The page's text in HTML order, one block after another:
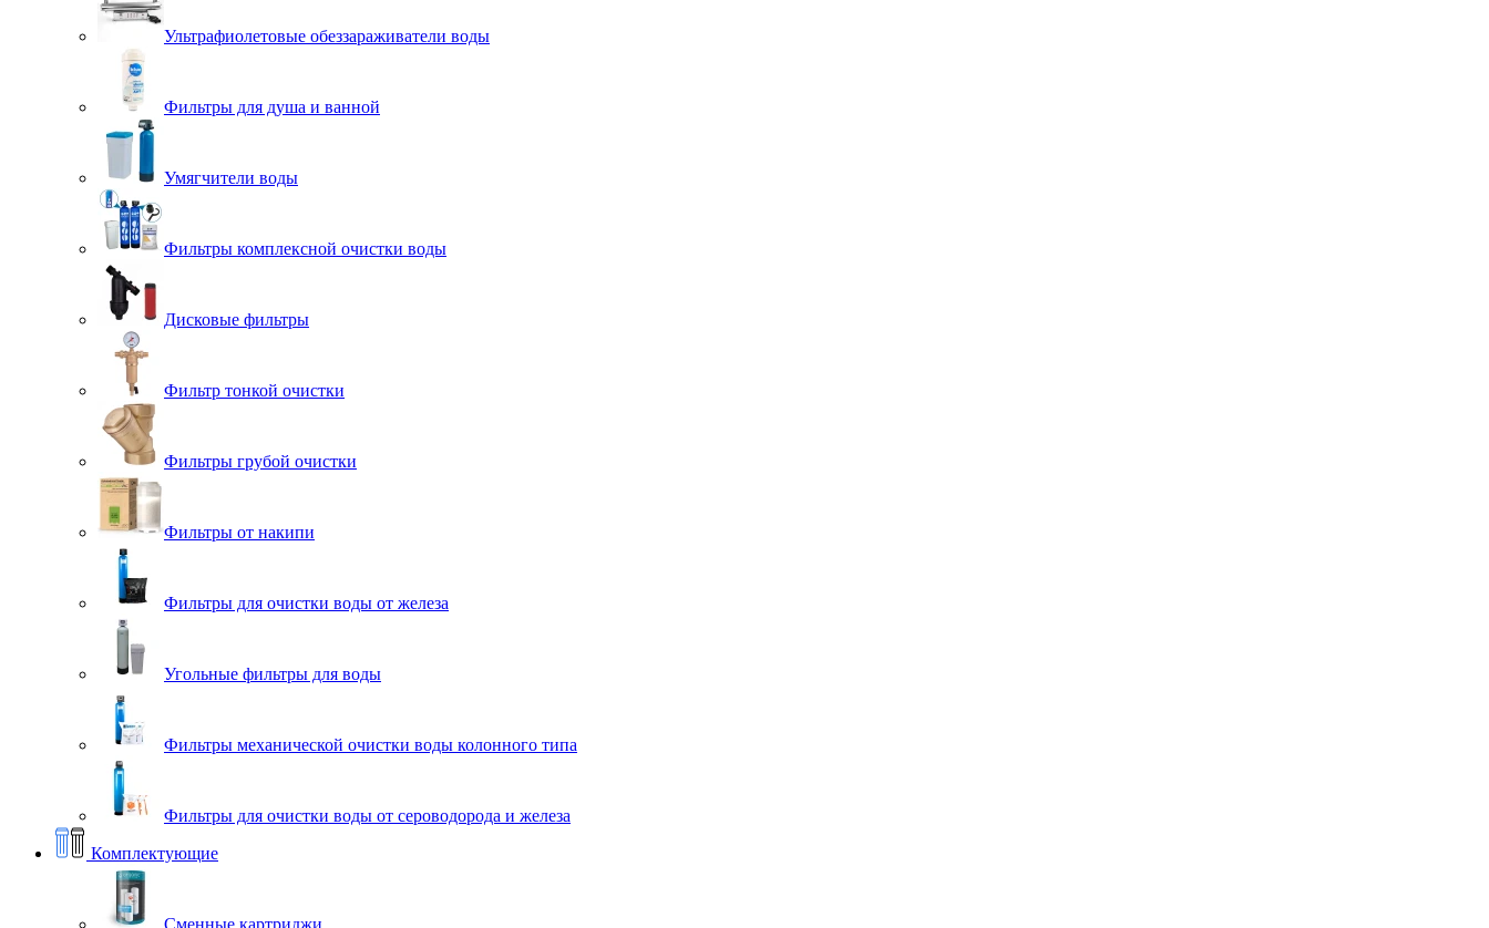
Ультрафиолетовые обеззараживатели воды
Фильтры для душа и ванной
Умягчители воды
Фильтры комплексной очистки воды
Дисковые фильтры
Фильтр тонкой очистки
Фильтры грубой очистки
Фильтры от накипи
Фильтры для очистки воды от железа
Угольные фильтры для воды
Фильтры механической очистки воды колонного типа
Фильтры для очистки воды от сероводорода и железа
Комплектующие
Сменные картриджи